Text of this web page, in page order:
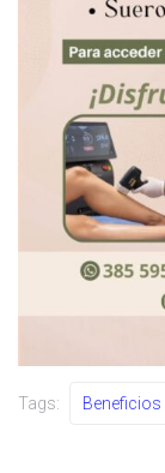
Tags: Beneficios